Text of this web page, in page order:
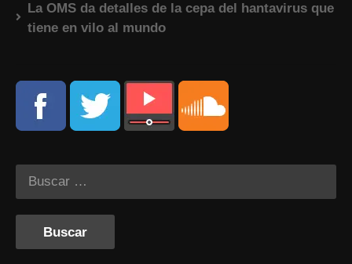
La OMS da detalles de la cepa del hantavirus que
tiene en vilo al mundo